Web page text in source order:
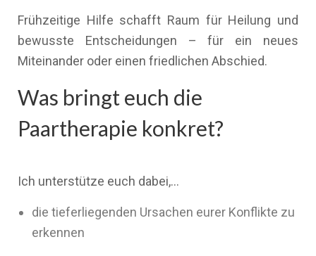
Frühzeitige Hilfe schafft Raum für Heilung und
bewusste Entscheidungen – für ein neues
Miteinander oder einen friedlichen Abschied.
Was bringt euch die
Paartherapie konkret?
Ich unterstütze euch dabei,…
die tieferliegenden Ursachen eurer Konflikte zu
erkennen